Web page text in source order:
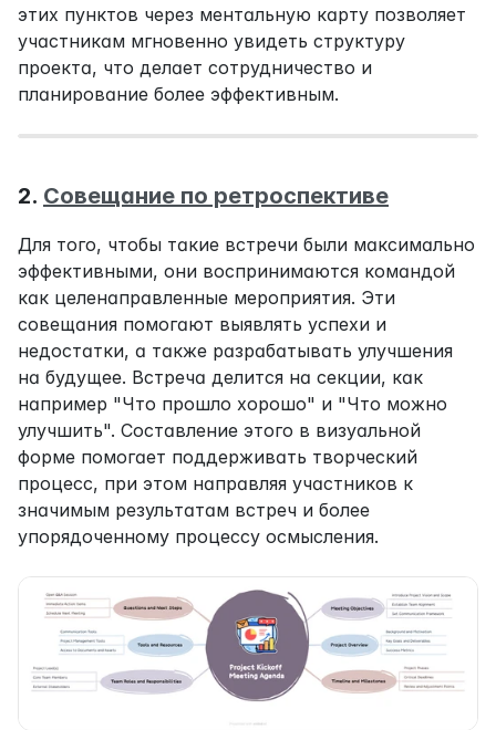
этих пунктов через ментальную карту позволяет
участникам мгновенно увидеть структуру
проекта, что делает сотрудничество и
планирование более эффективным.
2. Совещание по ретроспективе
Для того, чтобы такие встречи были максимально
эффективными, они воспринимаются командой
как целенаправленные мероприятия. Эти
совещания помогают выявлять успехи и
недостатки, а также разрабатывать улучшения
на будущее. Встреча делится на секции, как
например "Что прошло хорошо" и "Что можно
улучшить". Составление этого в визуальной
форме помогает поддерживать творческий
процесс, при этом направляя участников к
значимым результатам встреч и более
упорядоченному процессу осмысления.